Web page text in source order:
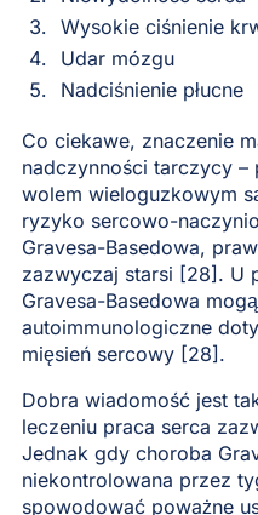
Wysokie ciśnienie
Udar mózgu
Nadciśnienie płucne
Co ciekawe, znaczenie
nadczynności tarczycy
wolem wieloguzkowym
ryzyko sercowo-
Gravesa-Basedowa,
zazwyczaj starsi [28]. U
Gravesa-Basedowa
autoimmunologiczne
mięsień sercowy [28].
Dobra wiadomość jest
leczeniu praca serca
Jednak gdy choroba
niekontrolowana przez
spowodować poważne